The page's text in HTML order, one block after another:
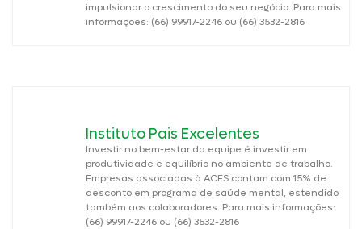
impulsionar o crescimento do seu negócio. Para mais
informações: (66) 99917-2246 ou (66) 3532-2816
Instituto Pais Excelentes
Investir no bem-estar da equipe é investir em
produtividade e equilíbrio no ambiente de trabalho.
Empresas associadas à ACES contam com 15% de
desconto em programa de saúde mental, estendido
também aos colaboradores. Para mais informações:
(66) 99917-2246 ou (66) 3532-2816